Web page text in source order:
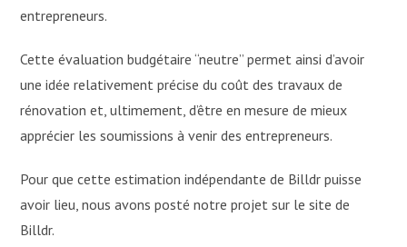
entrepreneurs.
Cette évaluation budgétaire “neutre” permet ainsi d’avoir
une idée relativement précise du coût des travaux de
rénovation et, ultimement, d’être en mesure de mieux
apprécier les soumissions à venir des entrepreneurs.
Pour que cette estimation indépendante de Billdr puisse
avoir lieu, nous avons posté notre projet sur le site de
Billdr.